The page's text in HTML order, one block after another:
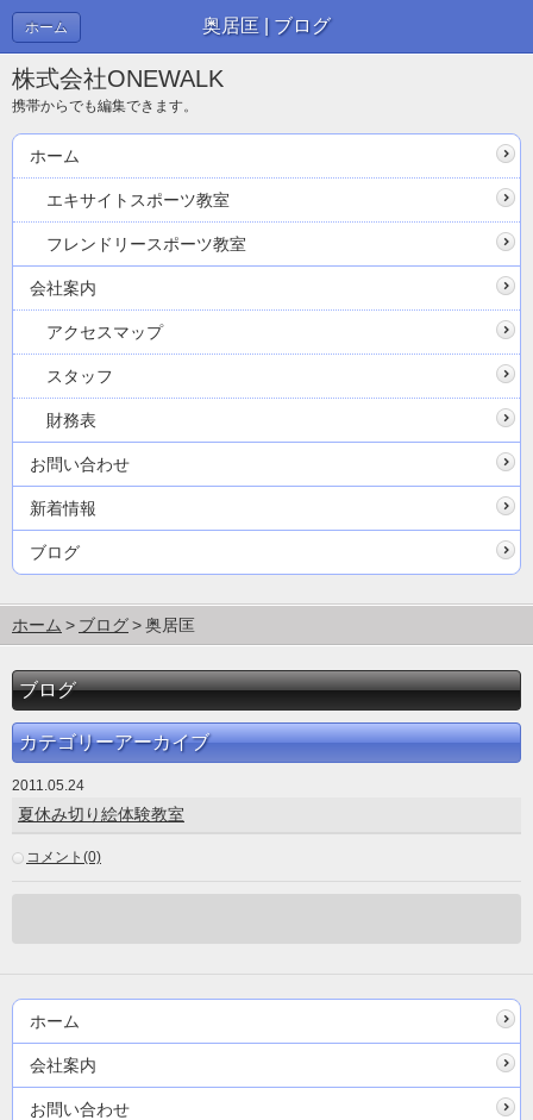
奥居匡 | ブログ
ホーム
株式会社ONEWALK
携帯からでも編集できます。
ホーム
エキサイトスポーツ教室
フレンドリースポーツ教室
会社案内
アクセスマップ
スタッフ
財務表
お問い合わせ
新着情報
ブログ
ホーム ブログ 奥居匡
ブログ
カテゴリーアーカイブ
2011.05.24
夏休み切り絵体験教室
コメント(0)
ホーム
会社案内
お問い合わせ